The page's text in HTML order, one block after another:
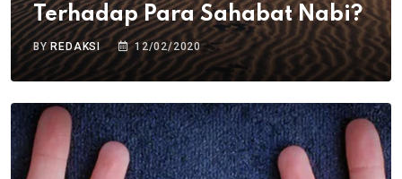
Terhadap Para Sahabat Nabi?
BYREDAKSI 12/02/2020